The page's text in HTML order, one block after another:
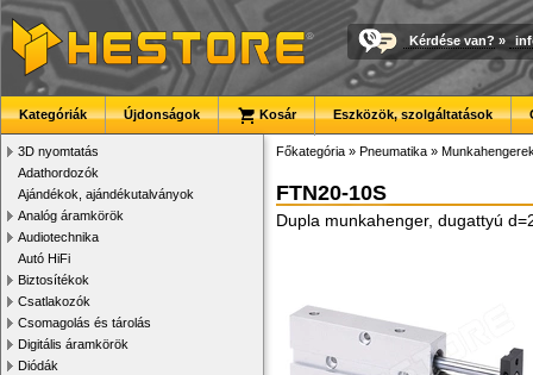
Kérdése van? »
Kategóriák Újdonságok Kosár Eszközök, szolgáltatások
3D nyomtatás
Adathordozók
Ajándékok, ajándékutalványok
Analóg áramkörök
Audiotechnika
Autó HiFi
Biztosítékok
Csatlakozók
Csomagolás és tárolás
Digitális áramkörök
Diódák
Főkategória » Pneumatika »
FTN20-10S
Dupla munkahenger, dugattyú